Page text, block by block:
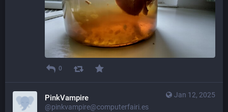
0
Jan 12, 2025
PinkVampire
@pinkvampire@computerfairi.es